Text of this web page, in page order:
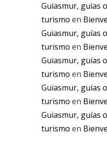
Guiasmur, guías
turismo en
Guiasmur, guías
turismo en
Guiasmur, guías
turismo en
Guiasmur, guías
turismo en
Guiasmur, guías
turismo en